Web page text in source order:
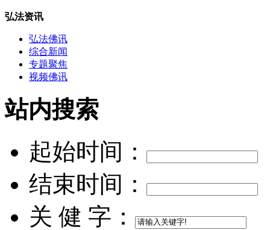
弘法资讯
弘法佛讯
综合新闻
专题聚焦
视频佛讯
站内搜索
起始时间：
结束时间：
关 健 字：